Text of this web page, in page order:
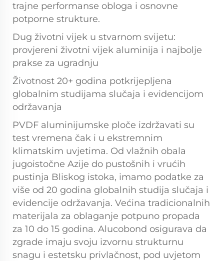
trajne performanse obloga i osnovne
potporne strukture.
Dug životni vijek u stvarnom svijetu:
provjereni životni vijek aluminija i najbolje
prakse za ugradnju
Životnost 20+ godina potkrijepljena
globalnim studijama slučaja i evidencijom
održavanja
PVDF aluminijumske ploče izdržavati su
test vremena čak i u ekstremnim
klimatskim uvjetima. Od vlažnih obala
jugoistočne Azije do pustošnih i vrućih
pustinja Bliskog istoka, imamo podatke za
više od 20 godina globalnih studija slučaja i
evidencije održavanja. Većina tradicionalnih
materijala za oblaganje potpuno propada
za 10 do 15 godina. Alucobond osigurava da
zgrade imaju svoju izvornu strukturnu
snagu i estetsku privlačnost, pod uvjetom